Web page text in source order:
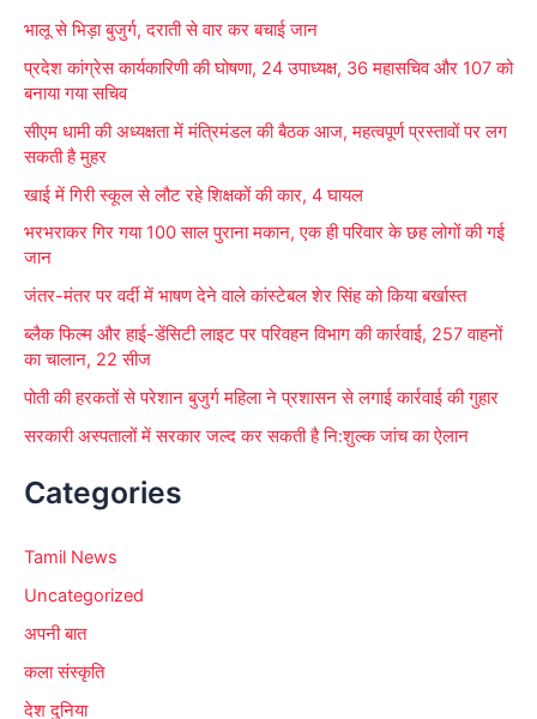
o
:
भालू से भिड़ा बुजुर्ग, दराती से वार कर बचाई जान
प्रदेश कांग्रेस कार्यकारिणी की घोषणा, 24 उपाध्यक्ष, 36 महासचिव और 107 को
बनाया गया सचिव
सीएम धामी की अध्यक्षता में मंत्रिमंडल की बैठक आज, महत्वपूर्ण प्रस्तावों पर लग
सकती है मुहर
खाई में गिरी स्कूल से लौट रहे शिक्षकों की कार, 4 घायल
भरभराकर गिर गया 100 साल पुराना मकान, एक ही परिवार के छह लोगों की गई
जान
जंतर-मंतर पर वर्दी में भाषण देने वाले कांस्टेबल शेर सिंह को किया बर्खास्त
ब्लैक फिल्म और हाई-डेंसिटी लाइट पर परिवहन विभाग की कार्रवाई, 257 वाहनों
का चालान, 22 सीज
पोती की हरकतों से परेशान बुजुर्ग महिला ने प्रशासन से लगाई कार्रवाई की गुहार
सरकारी अस्पतालों में सरकार जल्द कर सकती है नि:शुल्क जांच का ऐलान
Categories
Tamil News
Uncategorized
अपनी बात
कला संस्कृति
देश दुनिया